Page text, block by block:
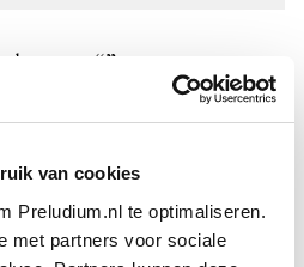
van cookies
Preludium.nl te optimaliseren.
met partners voor sociale
voor “”.